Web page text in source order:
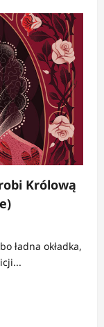
Królową
ładna okładka,